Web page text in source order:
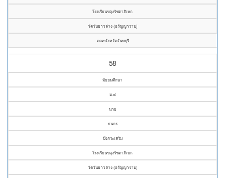
โรงเรียนขลุงรัชดาภิเษก
วัดวันยาวล่าง (อรัญญาราม)
คณะจังหวัดจันทบุรี
58
มัธยมศึกษา
ม.๔
นาย
ธนกร
บึงกระเสริม
โรงเรียนขลุงรัชดาภิเษก
วัดวันยาวล่าง (อรัญญาราม)